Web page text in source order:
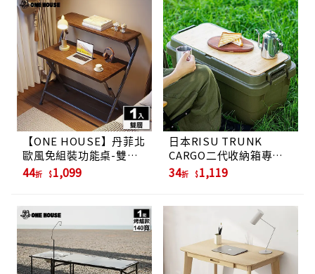
【ONE HOUSE】丹菲北
歐風免組裝功能桌-雙層
1入
44折 1,099
日本RISU TRUNK
CARGO二代收納箱專用
桌板-淺型40L/深型70L
34折 1,119